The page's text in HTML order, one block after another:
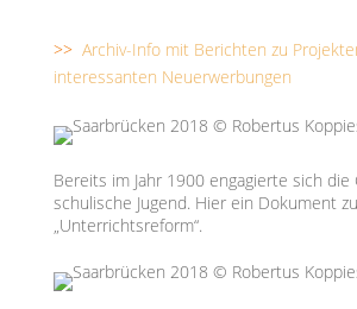
>> Archiv-Info mit Berichten zu
interessanten Neuerwerbungen
Bereits im Jahr 1900 engagierte sich die
schulische Jugend. Hier ein Dokument
„Unterrichtsreform“.